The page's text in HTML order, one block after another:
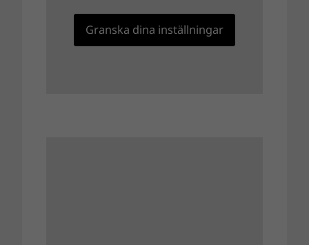
Granska dina inställningar